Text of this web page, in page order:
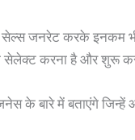
जनरेट करके इनकम
सेलेक्ट करना है और शुरू
के बारे में बताएंगे जिन्हें